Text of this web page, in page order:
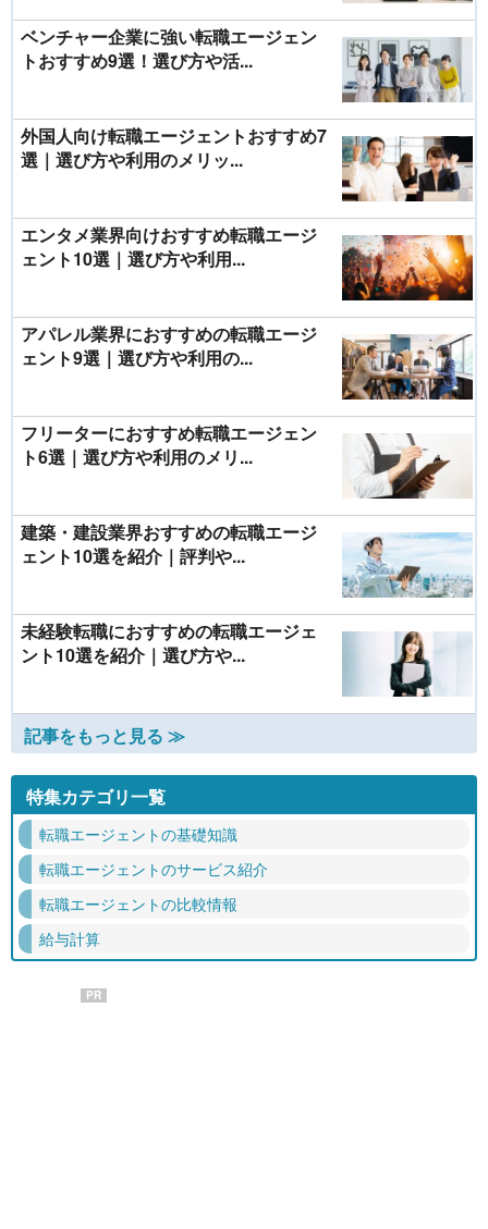
ベンチャー企業に強い転職エージェン
トおすすめ9選！選び方や活...
外国人向け転職エージェントおすすめ7
選｜選び方や利用のメリッ...
エンタメ業界向けおすすめ転職エージ
ェント10選｜選び方や利用...
アパレル業界におすすめの転職エージ
ェント9選｜選び方や利用の...
フリーターにおすすめ転職エージェン
ト6選｜選び方や利用のメリ...
建築・建設業界おすすめの転職エージ
ェント10選を紹介｜評判や...
未経験転職におすすめの転職エージェ
ント10選を紹介｜選び方や...
記事をもっと見る ≫
特集カテゴリ一覧
転職エージェントの基礎知識
転職エージェントのサービス紹介
転職エージェントの比較情報
給与計算
PR